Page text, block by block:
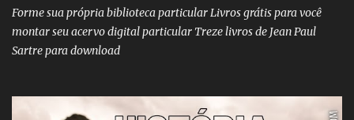
no filme . É possível atrair a atenção dos alunos com um filme
destoante das grandes pr...
Forme sua própria biblioteca particular Livros grátis para você
montar seu acervo digital particular Treze livros de Jean Paul
Sartre para download